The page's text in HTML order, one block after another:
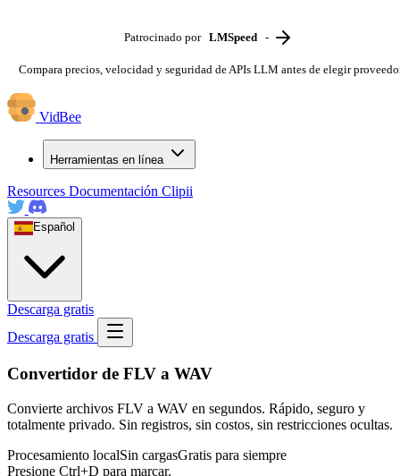
Patrocinado por LMSpeed -
Compara precios, velocidad y seguridad de APIs LLM antes de elegir
VidBee
Herramientas en línea
Resources Documentación Clipii
Español
Descarga gratis
Descarga gratis
Convertidor de FLV a WAV
Convierte archivos FLV a WAV en segundos. Rápido, seguro y
totalmente privado. Sin registros, sin costos, sin restricciones ocultas.
Procesamiento localSin cargasGratis para siempre
Presione Ctrl+D para marcar.